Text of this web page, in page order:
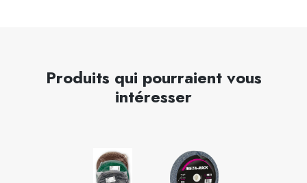
Produits qui pourraient vous
intéresser